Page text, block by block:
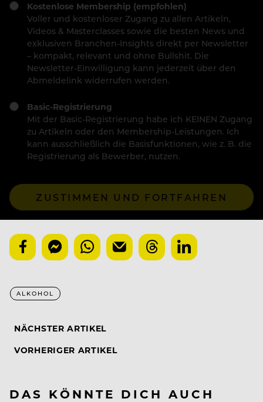
Kostenlose Membership (empfohlen)
Voller und kostenloser Zugang zu allen Artikeln,
Videos & Masterclasses sowie die besten News und
exklusiven Branchen-Insights direkt per Newsletter
– kompakt, relevant und ohne Bullshit. Die
Newsletter-Einwilligung kann jederzeit über den
Abmeldelink widerrufen werden.
Basic-Registrierung
Mit der Basic-Registrierung habe ich KEINEN Zugang
zu Artikeln oder den Membership-Leistungen. Ich
kann ausschließlich die Basisfunktionen, wie z. B. die
Registrierung als Bewerber, nutzen.
ZUSTIMMEN UND FORTFAHREN
ALKOHOL
NÄCHSTER ARTIKEL
VORHERIGER ARTIKEL
DAS KÖNNTE DICH AUCH